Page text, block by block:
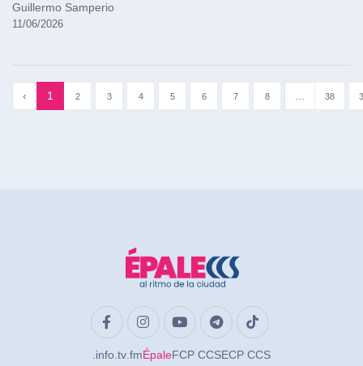
Guillermo Samperio
11/06/2026
‹ 1 2 3 4 5 6 7 8 38
.info .tv .fmÉpaleFCP CCSECP CCS